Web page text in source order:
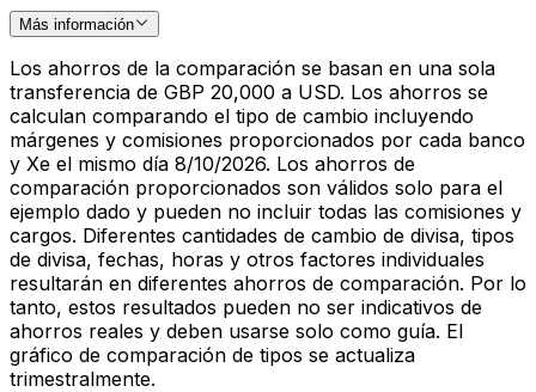
Más información
Los ahorros de la comparación se basan en una sola
transferencia de GBP 20,000 a USD. Los ahorros se
calculan comparando el tipo de cambio incluyendo
márgenes y comisiones proporcionados por cada banco
y Xe el mismo día 8/10/2026. Los ahorros de
comparación proporcionados son válidos solo para el
ejemplo dado y pueden no incluir todas las comisiones y
cargos. Diferentes cantidades de cambio de divisa, tipos
de divisa, fechas, horas y otros factores individuales
resultarán en diferentes ahorros de comparación. Por lo
tanto, estos resultados pueden no ser indicativos de
ahorros reales y deben usarse solo como guía. El
gráfico de comparación de tipos se actualiza
trimestralmente.